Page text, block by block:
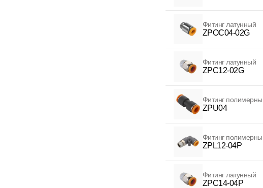
Фитинг латунный
ZPOC04-02G
Фитинг латунный
ZPC12-02G
Фитинг
ZPU04
Фитинг
ZPL12-04P
Фитинг латунный
ZPC14-04P